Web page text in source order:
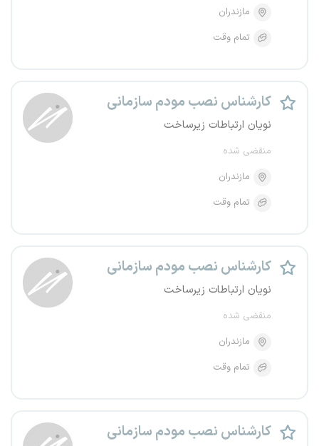
مازندران
تمام وقت
کارشناس نصب مودم سازمانی
نویان ارتباطات زیرساخت
منقضی شده
مازندران
تمام وقت
کارشناس نصب مودم سازمانی
نویان ارتباطات زیرساخت
منقضی شده
مازندران
تمام وقت
کارشناس نصب مودم سازمانی